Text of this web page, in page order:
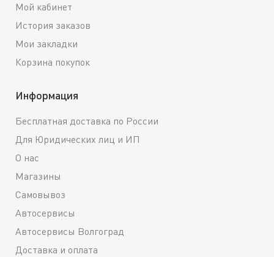
Мой кабинет
История заказов
Мои закладки
Корзина покупок
Информация
Бесплатная доставка по России
Для Юридических лиц и ИП
О нас
Магазины
Самовывоз
Автосервисы
Автосервисы Волгоград
Доставка и оплата